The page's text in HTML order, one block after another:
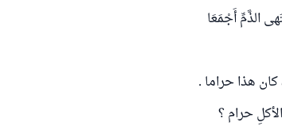
الذَّمِّ أَجْمَعَا
هذا حراما .
حرام ؟